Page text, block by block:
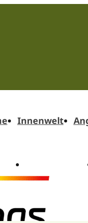
Innenwelt